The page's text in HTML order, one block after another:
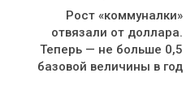
Рост «коммуналки»
отвязали от доллара.
Теперь — не больше 0,5
базовой величины в год